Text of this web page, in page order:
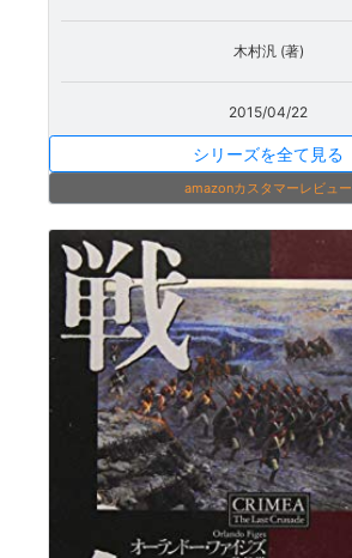
木村汎 (著)
2015/04/22
シリーズを全て見る
amazonカスタマーレビュー